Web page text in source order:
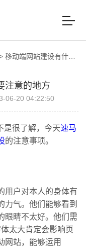
移动端网站建设有什么需要注意的地方
注意的地方
06-20 04:22:50
是很了解，今天速马
的注意事项。
户对本人的身体有
力气。他们能够看到
眼睛不太好。他们需
太大肯定会影响页
网站，能够运用